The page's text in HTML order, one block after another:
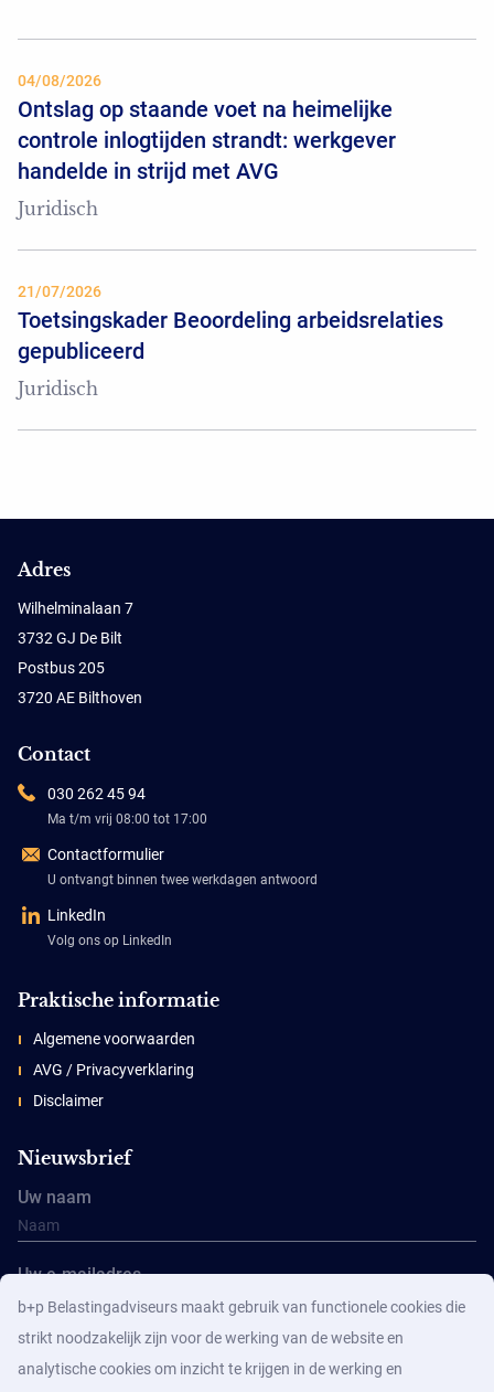
04/08/2026
Ontslag op staande voet na heimelijke
controle inlogtijden strandt: werkgever
handelde in strijd met AVG
Juridisch
21/07/2026
Toetsingskader Beoordeling arbeidsrelaties
gepubliceerd
Juridisch
Adres
Wilhelminalaan 7
3732 GJ De Bilt
Postbus 205
3720 AE Bilthoven
Contact
030 262 45 94
Ma t/m vrij 08:00 tot 17:00
Contactformulier
U ontvangt binnen twee werkdagen antwoord
LinkedIn
Volg ons op LinkedIn
Praktische informatie
Algemene voorwaarden
AVG / Privacyverklaring
Disclaimer
Nieuwsbrief
Uw naam
Uw e-mailadres
b+p Belastingadviseurs maakt gebruik van functionele cookies die
strikt noodzakelijk zijn voor de werking van de website en
analytische cookies om inzicht te krijgen in de werking en